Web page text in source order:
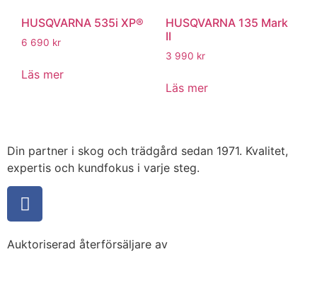
HUSQVARNA 535i XP®
6 690 kr
Läs mer
HUSQVARNA 135 Mark
II
3 990 kr
Läs mer
Din partner i skog och trädgård sedan 1971. Kvalitet,
expertis och kundfokus i varje steg.
Auktoriserad återförsäljare av